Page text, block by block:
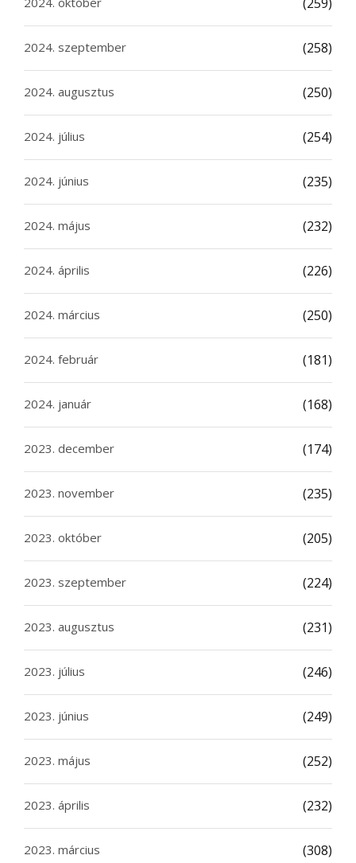
2024. szeptember (258)
2024. augusztus (250)
2024. július (254)
2024. június (235)
2024. május (232)
2024. április (226)
2024. március (250)
2024. február (181)
2024. január (168)
2023. december (174)
2023. november (235)
2023. október (205)
2023. szeptember (224)
2023. augusztus (231)
2023. július (246)
2023. június (249)
2023. május (252)
2023. április (232)
2023. március (308)